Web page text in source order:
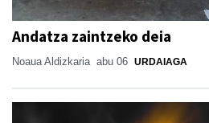
Andatza zaintzeko deia
Noaua Aldizkaria abu 06 URDAIAGA